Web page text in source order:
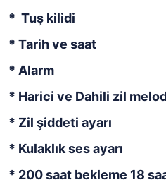
* Tuş kilidi
* Tarih ve saat
* Alarm
* Harici ve Dahili zil
* Zil şiddeti ayarı
* Kulaklık ses ayarı
* 200 saat bekleme 18